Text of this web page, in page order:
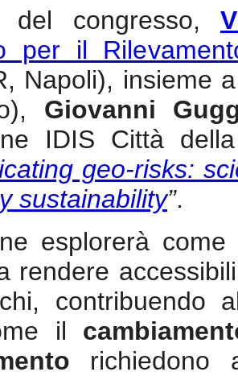
del congresso,
per il
Napoli), insieme
Giovanni
IDIS Città
geo-risks:
sustainability”.
esplorerà
rendere
contribuendo
il
richiedono